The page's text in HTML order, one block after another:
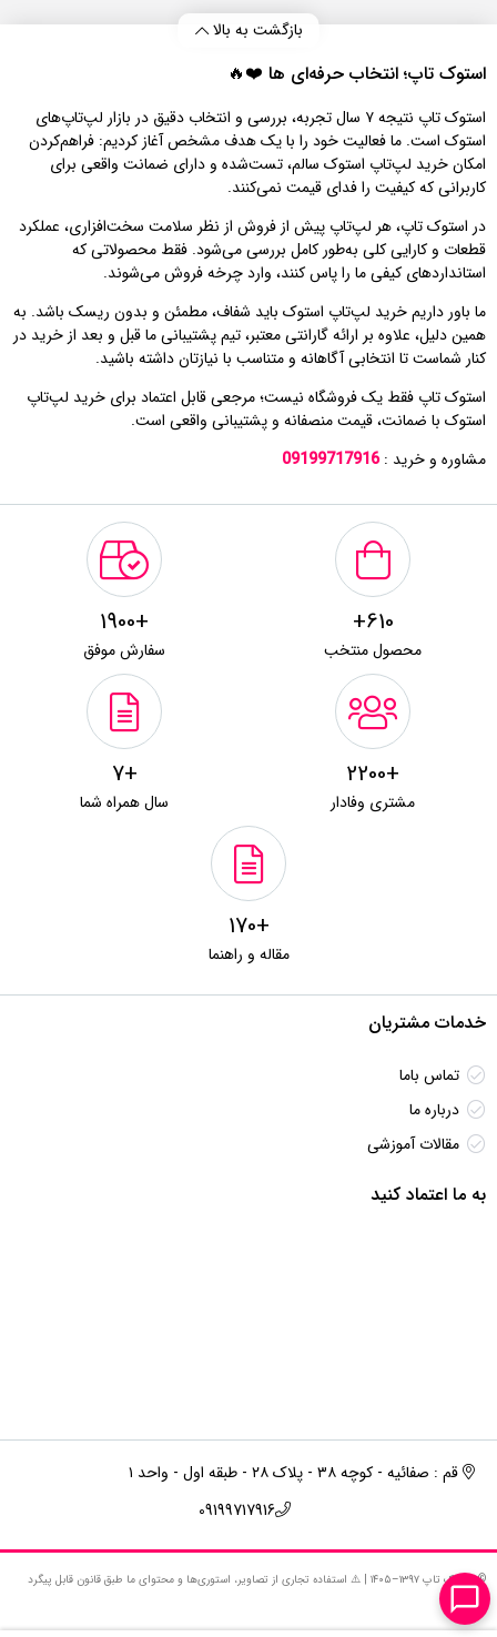
بازگشت به بالا
استوک تاپ؛ انتخاب حرفه‌ای‌ ها ❤️🔥
استوک تاپ نتیجه ۷ سال تجربه، بررسی و انتخاب دقیق در بازار لپ‌تاپ‌های
استوک است. ما فعالیت خود را با یک هدف مشخص آغاز کردیم: فراهم‌کردن
امکان خرید لپ‌تاپ استوک سالم، تست‌شده و دارای ضمانت واقعی برای
کاربرانی که کیفیت را فدای قیمت نمی‌کنند.
در استوک تاپ، هر لپ‌تاپ پیش از فروش از نظر سلامت سخت‌افزاری، عملکرد
قطعات و کارایی کلی به‌طور کامل بررسی می‌شود. فقط محصولاتی که
استانداردهای کیفی ما را پاس کنند، وارد چرخه فروش می‌شوند.
ما باور داریم خرید لپ‌تاپ استوک باید شفاف، مطمئن و بدون ریسک باشد. به
همین دلیل، علاوه بر ارائه گارانتی معتبر، تیم پشتیبانی ما قبل و بعد از خرید در
کنار شماست تا انتخابی آگاهانه و متناسب با نیازتان داشته باشید.
استوک تاپ فقط یک فروشگاه نیست؛ مرجعی قابل اعتماد برای خرید لپ‌تاپ
استوک با ضمانت، قیمت منصفانه و پشتیبانی واقعی است.
مشاوره و خرید :09199717916
610+
محصول منتخب
+1900
سفارش موفق
+2200
مشتری وفادار
+7
سال همراه شما
+170
مقاله و راهنما
خدمات مشتریان
تماس باما
درباره ما
مقالات آموزشی
به ما اعتماد کنید
قم : صفائیه - کوچه ۳۸ - پلاک ۲۸ - طبقه اول - واحد ۱
09199717916
© استوک‌ تاپ ۱۳۹۷–۱۴۰۵ | ⚠️ استفاده تجاری از تصاویر، استوری‌ها و محتوای ما طبق قانون قابل پیگرد
است.